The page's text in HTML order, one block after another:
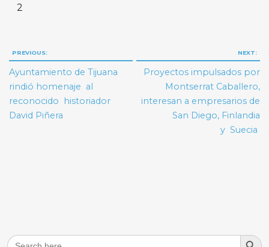
2
Navegación
de
entradas
PREVIOUS:
Ayuntamiento de Tijuana
rindió homenaje al
reconocido historiador
David Piñera
NEXT:
Proyectos impulsados por
Montserrat Caballero,
interesan a empresarios de
San Diego, Finlandia
y Suecia
Search
Search